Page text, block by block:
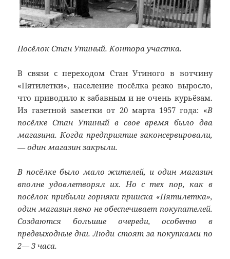
Посёлок Стан Утиный. Контора участка.
В связи с переходом Стан Утиного в вотчину
«Пятилетки», население посёлка резко выросло,
что приводило к забавным и не очень курьёзам.
Из газетной заметки от 20 марта 1957 года: «В
посёлке Стан Утиный в свое время было два
магазина. Когда предприятие законсервировали,
— один магазин закрыли.
В посёлке было мало жителей, и один магазин
вполне удовлетворял их. Но с тех пор, как в
посёлок прибыли горняки прииска «Пятилетка»,
один магазин явно не обеспечивает покупателей.
Создаются большие очереди, особенно в
предвыходные дни. Люди стоят за покупками по
2— 3 часа.